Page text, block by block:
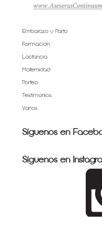
Embarazo y Parto
Formación
Lactancia
Maternidad
Porteo
Testimonios
Varios
Síguenos en
Síguenos en